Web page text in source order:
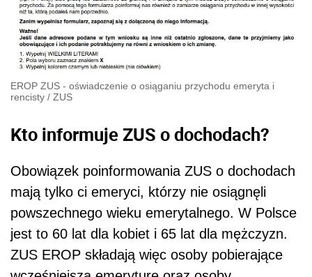
EROP ZUS - oświadczenie o osiąganiu przychodu emeryta i
rencisty / ZUS
Kto informuje ZUS o dochodach?
Obowiązek poinformowania ZUS o dochodach
mają tylko ci emeryci, którzy nie osiągnęli
powszechnego wieku emerytalnego. W Polsce
jest to 60 lat dla kobiet i 65 lat dla mężczyzn.
ZUS EROP składają więc osoby pobierające